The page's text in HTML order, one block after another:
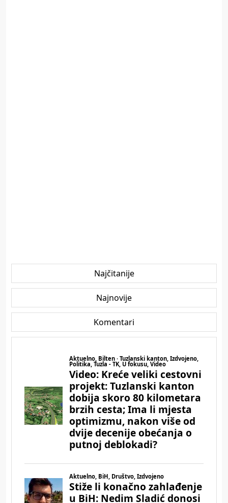
Najčitanije
Najnovije
Komentari